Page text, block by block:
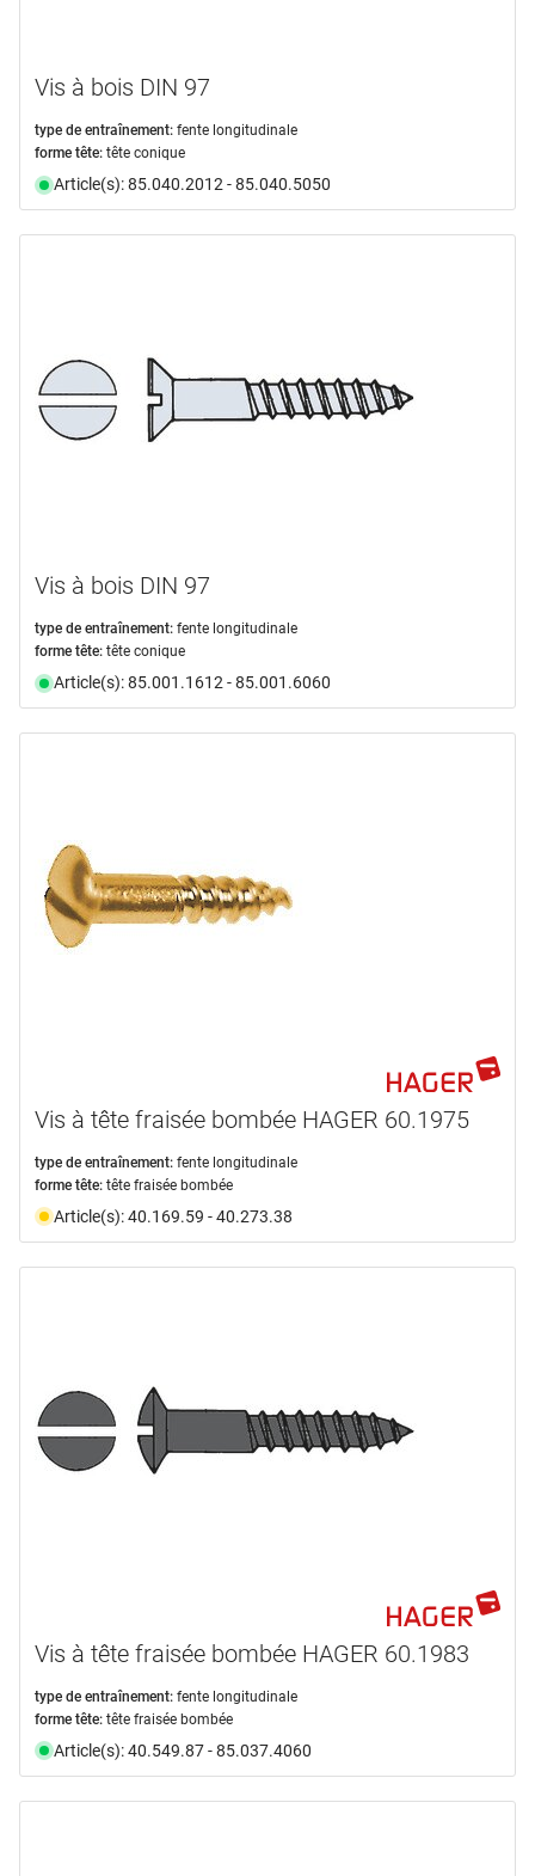
Vis à bois DIN 97
type de entraînement: fente longitudinale
forme tête: tête conique
Article(s): 85.040.2012 - 85.040.5050
Vis à bois DIN 97
type de entraînement: fente longitudinale
forme tête: tête conique
Article(s): 85.001.1612 - 85.001.6060
Vis à tête fraisée bombée HAGER 60.1975
type de entraînement: fente longitudinale
forme tête: tête fraisée bombée
Article(s): 40.169.59 - 40.273.38
Vis à tête fraisée bombée HAGER 60.1983
type de entraînement: fente longitudinale
forme tête: tête fraisée bombée
Article(s): 40.549.87 - 85.037.4060